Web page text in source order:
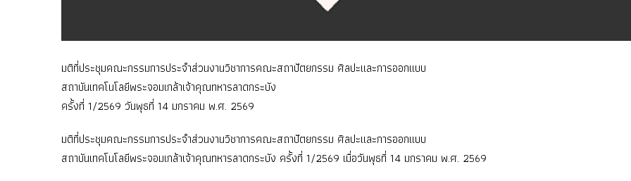
มติที่ประชุมคณะกรรมการประจำส่วนงานวิชาการคณะสถาปัตยกรรม ศิลปะและการออกแบบ
สถาบันเทคโนโลยีพระจอมเกล้าเจ้าคุณทหารลาดกระบัง
ครั้งที่ 1/2569 วันพุธที่ 14 มกราคม พ.ศ. 2569
มติที่ประชุมคณะกรรมการประจำส่วนงานวิชาการคณะสถาปัตยกรรม ศิลปะและการออกแบบ
สถาบันเทคโนโลยีพระจอมเกล้าเจ้าคุณทหารลาดกระบัง ครั้งที่ 1/2569 เมื่อวันพุธที่ 14 มกราคม พ.ศ. 2569